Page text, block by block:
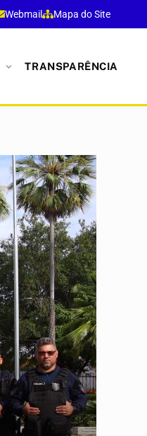
Webmail Mapa do Site
TRANSPARÊNCIA